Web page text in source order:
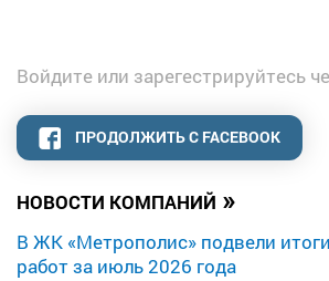
НОВОСТИ КОМПАНИЙ »
В ЖК «Метрополис» подвели
работ за июль 2026 года
Войдите или зарегестрируйтесь
ПРОДОЛЖИТЬ С FACEBOOK